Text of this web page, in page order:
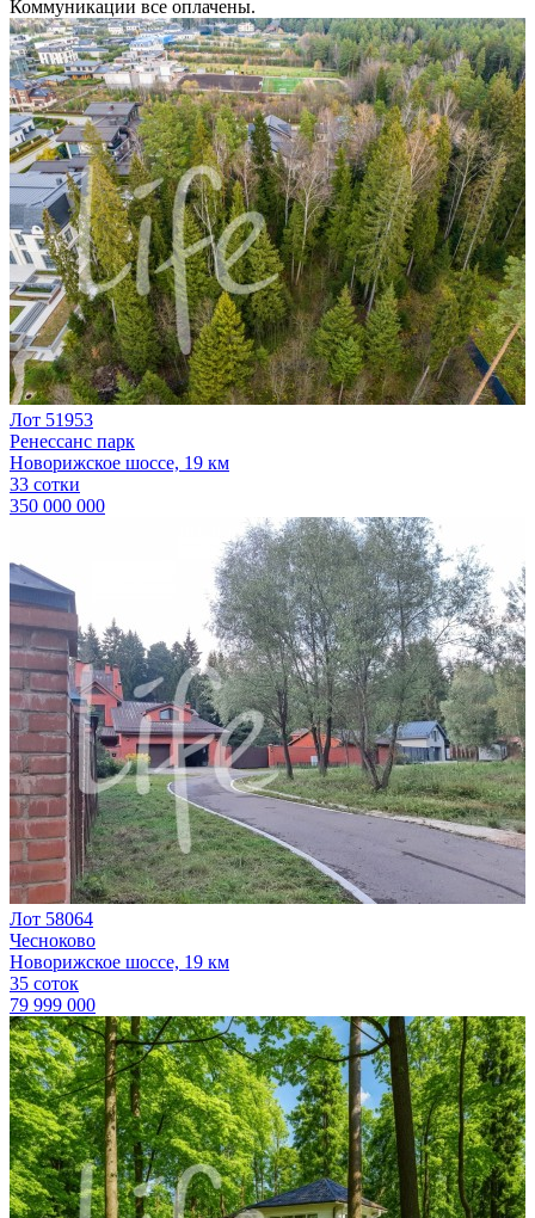
Коммуникации все оплачены.
Лот 51953
Ренессанс парк
Новорижское шоссе, 19 км
33 сотки
350 000 000
Лот 58064
Чесноково
Новорижское шоссе, 19 км
35 соток
79 999 000